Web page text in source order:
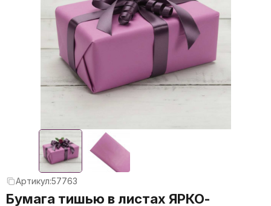
Артикул:57763
Бумага тишью в листах ЯРКО-